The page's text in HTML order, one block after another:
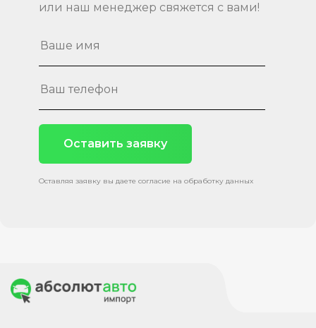
или наш менеджер свяжется с вами!
Оставить заявку
Оставляя заявку вы даете согласие на обработку данных